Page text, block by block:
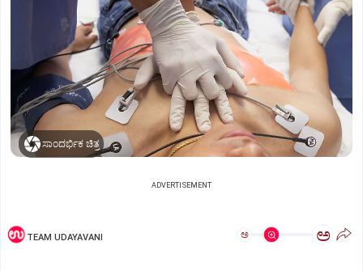
ಸಾಂದರ್ಭಿಕ ಚಿತ್ರ
ADVERTISEMENT
TEAM UDAYAVANI ಅ ಅ